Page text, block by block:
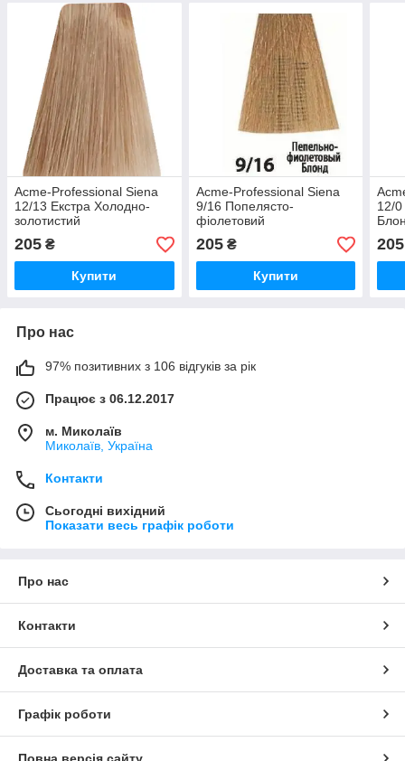
Acme-Professional Siena
12/13 Екстра Холодно-
золотистий
205 ₴
Купити
Acme-Professional Siena
9/16 Попелясто-
фіолетовий
205₴
Купити
12/0
205
Про нас
97% позитивних з 106 відгуків за рік
Працює з 06.12.2017
м. Миколаїв
Миколаїв, Україна
Контакти
Сьогодні вихідний
Показати весь графік роботи
Про нас
Контакти
Доставка та оплата
Графік роботи